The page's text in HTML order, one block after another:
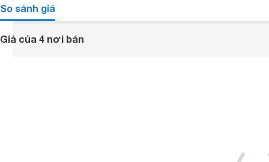
So sánh giá
Giá của 4 nơi bán